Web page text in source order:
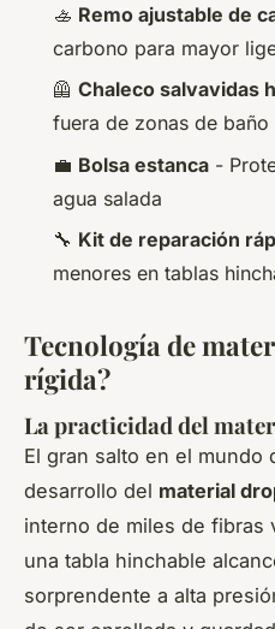
🚣 Remo ajustable de
carbono para mayor
🦺 Chaleco salvavidas
fuera de zonas de baño
💼 Bolsa estanca -
agua salada
🔧 Kit de reparación
menores en tablas
Tecnología de
rígida?
La practicidad del
El gran salto en el
desarrollo del material
interno de miles de fibras
una tabla hinchable
sorprendente a alta